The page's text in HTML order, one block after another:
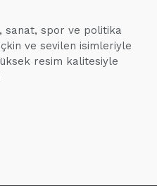
sanat, spor ve politika
ve sevilen isimleriyle
resim kalitesiyle